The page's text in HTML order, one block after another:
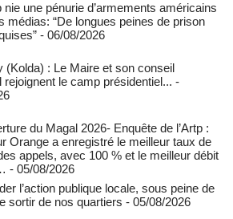
nie une pénurie d’armements américains
médias: “De longues peines de prison
- 06/08/2026
(Kolda) : Le Maire et son conseil
rejoignent le camp présidentiel... -
du Magal 2026- Enquête de l’Artp :
Orange a enregistré le meilleur taux de
appels, avec 100 % et le meilleur débit
- 05/08/2026
l’action publique locale, sous peine de
sortir de nos quartiers - 05/08/2026